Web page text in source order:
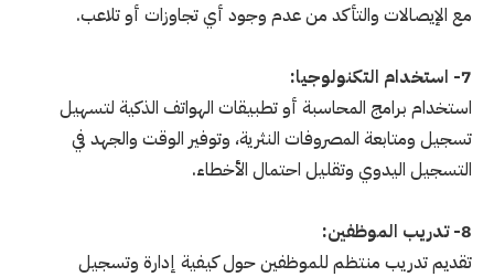
مع الإيصالات والتأكد من عدم وجود أي تجاوزات أو تلاعب.
7- استخدام التكنولوجيا:
استخدام برامج المحاسبة أو تطبيقات الهواتف الذكية لتسهيل
تسجيل ومتابعة المصروفات النثرية، وتوفير الوقت والجهد في
التسجيل اليدوي وتقليل احتمال الأخطاء.
8- تدريب الموظفين:
تقديم تدريب منتظم للموظفين حول كيفية إدارة وتسجيل